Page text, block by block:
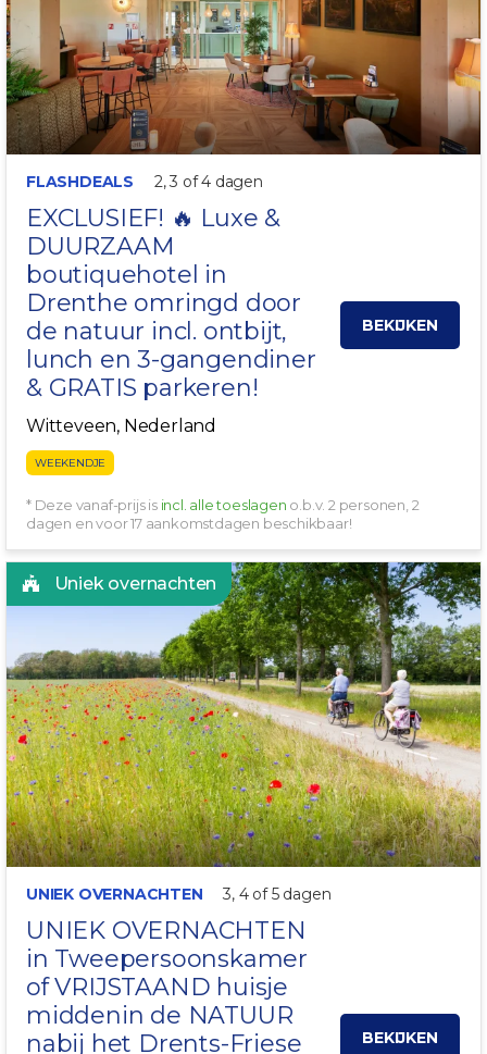
FLASHDEALS 2, 3 of 4 dagen
EXCLUSIEF! 🔥 Luxe &
DUURZAAM
boutiquehotel in
Drenthe omringd door
de natuur incl. ontbijt,
lunch en 3-gangendiner
& GRATIS parkeren!
Witteveen, Nederland
WEEKENDJE
BEKIJKEN
* Deze vanaf-prijs is incl. alle toeslagen o.b.v. 2 personen, 2
dagen en voor 17 aankomstdagen beschikbaar!
Uniek overnachten
NATUURRIJKE OMGEVING
UNIEK OVERNACHTEN 3, 4 of 5 dagen
UNIEK OVERNACHTEN
in Tweepersoonskamer
of VRIJSTAAND huisje
middenin de NATUUR
nabij het Drents-Friese
BEKIJKEN